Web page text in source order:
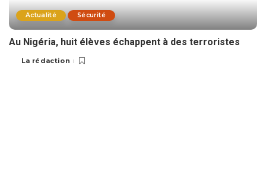
Actualité Sécurité
Au Nigéria, huit élèves échappent à des terroristes
La rédaction